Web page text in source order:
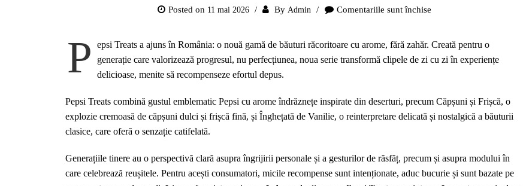
Posted on 11 mai 2026 By Admin Comentariile sunt închise
Treats,
de
deserturi:
Frișcă
Înghețată
P
epsi Treats a ajuns în România: o nouă gamă de băuturi răcoritoare cu arome, fără zahăr. Creată pentru o
generație care valorizează progresul, nu perfecțiunea, noua serie transformă clipele de zi cu zi în experiențe
delicioase, menite să recompenseze efortul depus.
Pepsi Treats combină gustul emblematic Pepsi cu arome îndrăznețe inspirate din deserturi, precum Căpșuni și Frișcă, o
explozie cremoasă de căpșuni dulci și frișcă fină, și Înghețată de Vanilie, o reinterpretare delicată și nostalgică a băuturii
clasice, care oferă o senzație catifelată.
Generațiile tinere au o perspectivă clară asupra îngrijirii personale și a gesturilor de răsfăț, precum și asupra modului în
care celebrează reușitele. Pentru acești consumatori, micile recompense sunt intenționate, aduc bucurie și sunt bazate pe